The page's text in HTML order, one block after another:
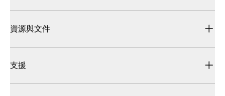
資源與文件
支援